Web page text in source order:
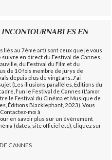
EN
au 7ème art) sont ceux que je vous
en direct du Festival de Cannes,
du Festival du Film et du
de 10 fois membre de jurys de
depuis plus de vingt ans. J'ai
(Les illusions parallèles, Éditions du
l'un le Festival de Cannes (L'amor
le Festival du Cinéma et Musique de
Éditions Blacklephant, 2023). Vous
moi à
en savoir plus sur un évènement
(dates, site officiel etc), cliquez sur
CANNES